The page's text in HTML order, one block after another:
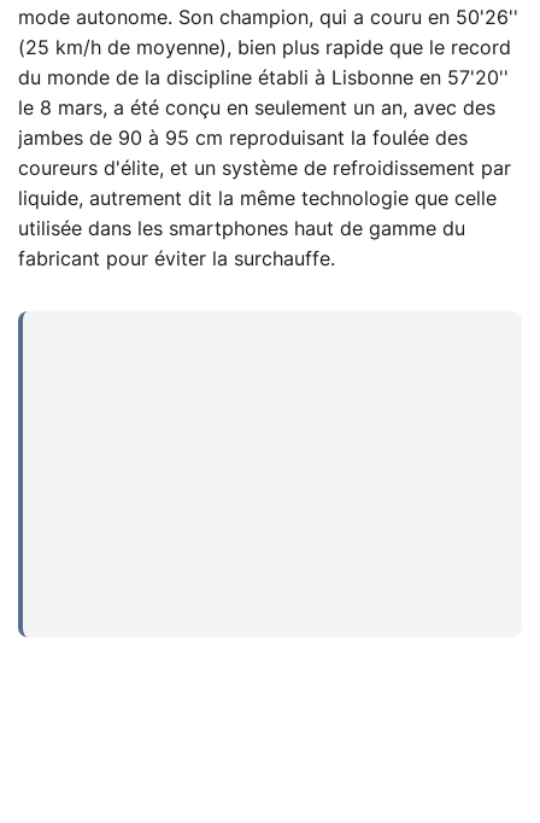
mode autonome. Son champion, qui a couru en 50'26''
(25 km/h de moyenne), bien plus rapide que le record
du monde de la discipline établi à Lisbonne en 57'20''
le 8 mars, a été conçu en seulement un an, avec des
jambes de 90 à 95 cm reproduisant la foulée des
coureurs d'élite, et un système de refroidissement par
liquide, autrement dit la même technologie que celle
utilisée dans les smartphones haut de gamme du
fabricant pour éviter la surchauffe.